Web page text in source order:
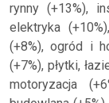
rynny (+13%),
elektryka
(+8%), ogród i
(+7%), płytki,
motoryzacja